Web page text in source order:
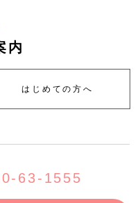
内
はじめての方へ
63-1555